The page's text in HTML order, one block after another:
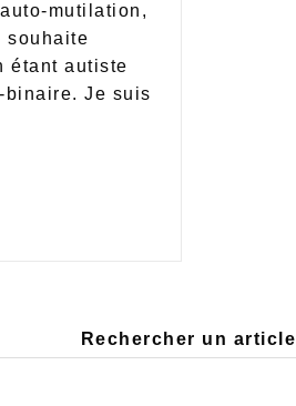
mutilation,
souhaite
étant autiste
binaire. Je suis
Rechercher un article